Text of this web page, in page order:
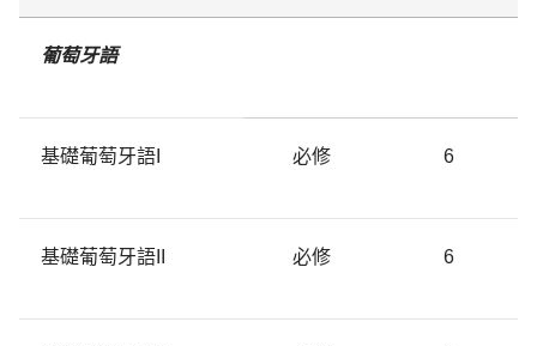
葡萄牙語
基礎葡萄牙語I 必修 6
基礎葡萄牙語II 必修 6